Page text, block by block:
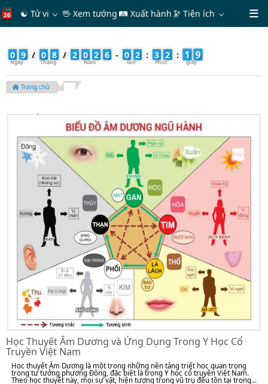
☯ Tử vi 🖖 Xem tướng 🛤 Xuất hành 🔭Tiện ích
0 9 / 0 8 / 2 0 2 6 - 0 2 : 3 2 : 2 1
Trang chủ
Học Thuyết Âm Dương và Ứng Dụng Trong Y Học Cổ
Truyền Việt Nam
Học thuyết Âm Dương là một trong những nền tảng triết học quan trọng
trong tư tưởng phương Đông, đặc biệt là trong Y học cổ truyền Việt Nam.
Theo học thuyết này, mọi sự vật, hiện tượng trong vũ trụ đều tồn tại trong...